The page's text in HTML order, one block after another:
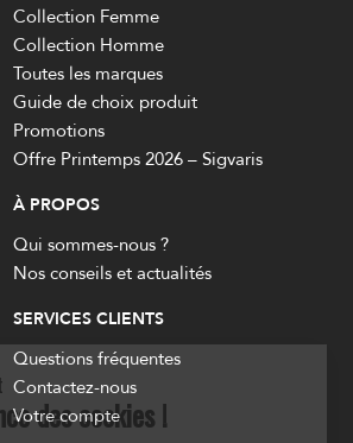
Collection Femme
Collection Homme
Toutes les marques
Guide de choix produit
Promotions
Offre Printemps 2026 – Sigvaris
À PROPOS
Qui sommes-nous ?
Nos conseils et actualités
SERVICES CLIENTS
Questions fréquentes
Contactez-nous
Votre compte
Un instant s'il vous plaît
Prenez connaissance des cookies !